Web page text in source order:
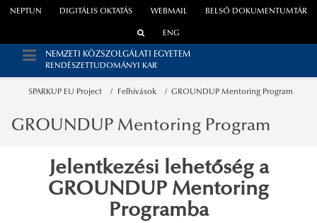
WEBMAIL
NEPTUN DIGITÁLIS OKTATÁS BELSŐ DOKUMENTUMTÁR
ENG
NEMZETI KÖZSZOLGÁLATI EGYETEM
RENDÉSZETTUDOMÁNYI KAR
SPARKUP EU Project Felhívások GROUNDUP Mentoring Program
GROUNDUP Mentoring Program
Jelentkezési lehetőség a
GROUNDUP Mentoring
Programba